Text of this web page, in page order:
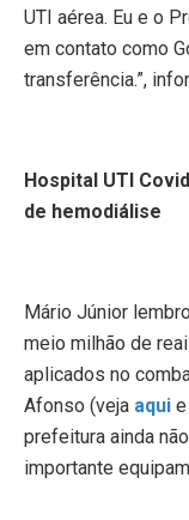
UTI aérea. Eu e o
em contato como
transferência.”,
Hospital UTI
de hemodiálise
Mário Júnior
meio milhão de
aplicados no
Afonso (veja aqui e
prefeitura ainda
importante